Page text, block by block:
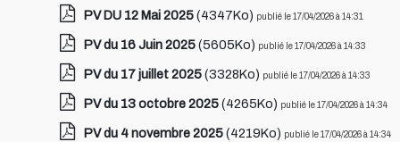
PV DU 12 Mai 2025(4347Ko) publié le 17/04/2026 à 14:31
PV du 16 Juin 2025(5605Ko) publié le 17/04/2026 à 14:33
PV du 17 juillet 2025(3328Ko) publié le 17/04/2026 à 14:33
PV du 13 octobre 2025(4265Ko) publié le 17/04/2026 à 14:34
PV du 4 novembre 2025(4219Ko) publié le 17/04/2026 à 14:34